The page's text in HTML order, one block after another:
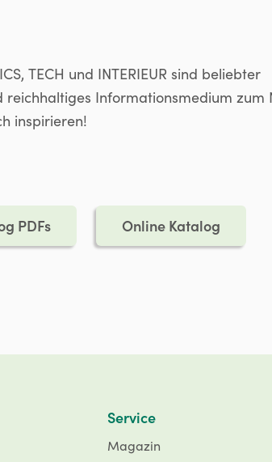
TECH und INTERIEUR sind beliebter
Informationsmedium zum
inspirieren!
PDFs Online Katalog
Service
Magazin